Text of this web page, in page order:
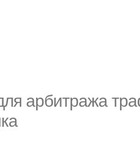
арбитража